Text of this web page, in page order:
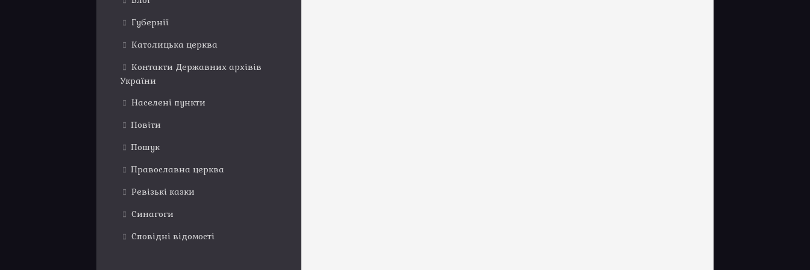
Губернії
Католицька церква
Контакти Державних архівів
України
Населені пункти
Повіти
Пошук
Православна церква
Ревізькі казки
Синагоги
Сповідні відомості